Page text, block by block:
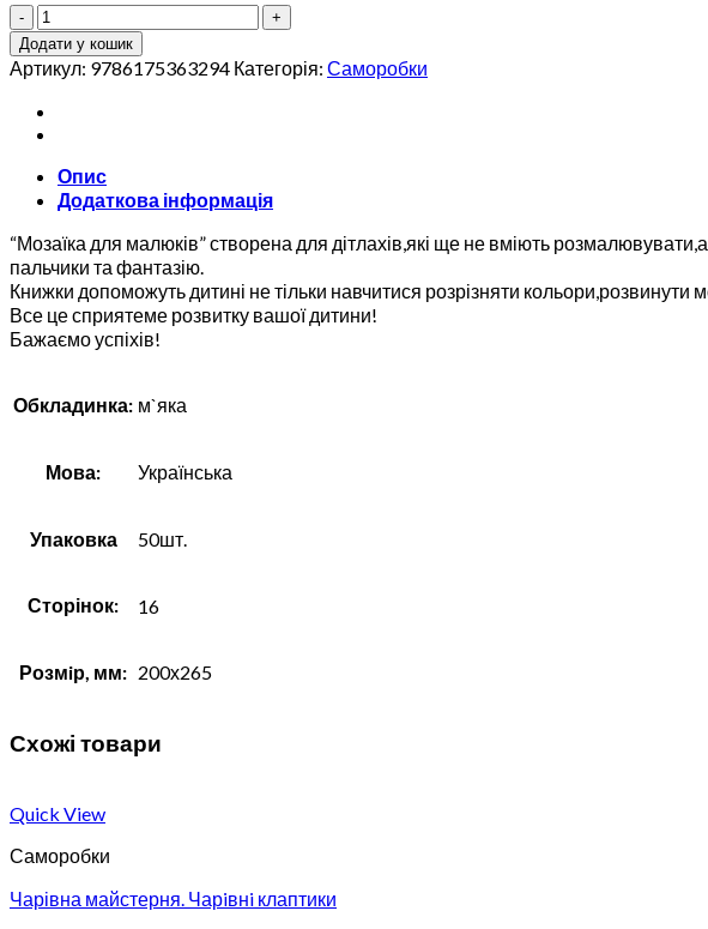
Мозаїка
для
малюків
наліпками.
Поросятко
Додати у кошик
Артикул: 9786175363294 Категорія: Саморобки
Опис
Додаткова інформація
“Мозаїка для малюків” створена для дітлахів,які ще не вміють
пальчики та фантазію.
Книжки допоможуть дитині не тільки навчитися розрізняти
Все це сприятеме розвитку вашої дитини!
Бажаємо успіхів!
Обкладинка: м`яка
Мова: Українська
Упаковка 50шт.
Сторінок: 16
Розмiр, мм: 200х265
Схожі товари
Quick View
Саморобки
Чарівна майстерня. Чарiвнi клаптики